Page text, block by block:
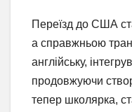
Переїзд до США
а справжньою
англійську,
продовжуючи
тепер школярка,